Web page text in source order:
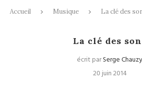
Accueil Musique La clé des
Musique
La clé des
écrit parSerge Chauzy
20 juin 2014